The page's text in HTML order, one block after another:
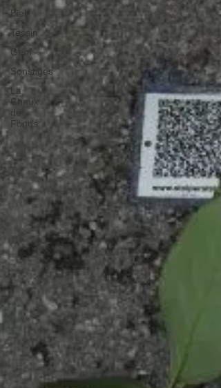
Biel
Tessin
Genf
Sonstiges
La
Chaux
de
Fonds